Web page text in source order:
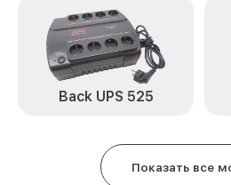
Back UPS 525
Показать все